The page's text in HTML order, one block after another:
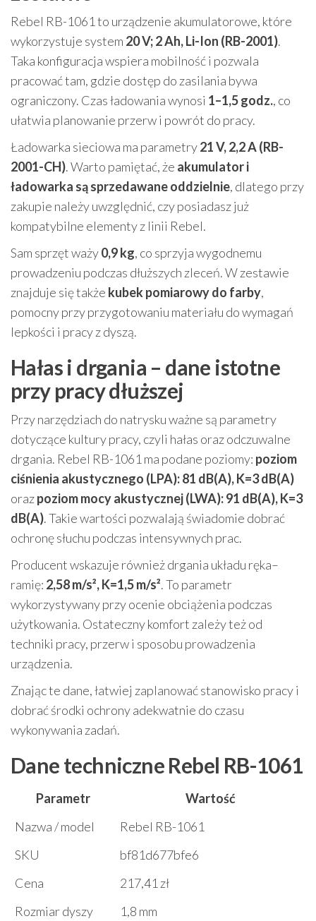
Rebel RB-1061 to urządzenie akumulatorowe, które
wykorzystuje system 20 V; 2 Ah, Li-Ion (RB-2001).
Taka konfiguracja wspiera mobilność i pozwala
pracować tam, gdzie dostęp do zasilania bywa
ograniczony. Czas ładowania wynosi 1–1,5 godz., co
ułatwia planowanie przerw i powrót do pracy.
Ładowarka sieciowa ma parametry21 V, 2,2 A (RB-
2001-CH). Warto pamiętać, że akumulator i
ładowarka są sprzedawane oddzielnie, dlatego przy
zakupie należy uwzględnić, czy posiadasz już
kompatybilne elementy z linii Rebel.
Sam sprzęt waży0,9 kg, co sprzyja wygodnemu
prowadzeniu podczas dłuższych zleceń. W zestawie
znajduje się także kubek pomiarowy do farby,
pomocny przy przygotowaniu materiału do wymagań
lepkości i pracy z dyszą.
Hałas i drgania – dane istotne
przy pracy dłuższej
Przy narzędziach do natrysku ważne są parametry
dotyczące kultury pracy, czyli hałas oraz odczuwalne
drgania. Rebel RB-1061 ma podane poziomy: poziom
ciśnienia akustycznego (LPA): 81 dB(A), K=3 dB(A)
orazpoziom mocy akustycznej (LWA): 91 dB(A), K=3
dB(A). Takie wartości pozwalają świadomie dobrać
ochronę słuchu podczas intensywnych prac.
Producent wskazuje również drgania układu ręka–
ramię: 2,58 m/s², K=1,5 m/s². To parametr
wykorzystywany przy ocenie obciążenia podczas
użytkowania. Ostateczny komfort zależy też od
techniki pracy, przerw i sposobu prowadzenia
urządzenia.
Znając te dane, łatwiej zaplanować stanowisko pracy i
dobrać środki ochrony adekwatnie do czasu
wykonywania zadań.
Dane techniczne Rebel RB-1061
Parametr
Wartość
Nazwa / model
Rebel RB-1061
SKU
bf81d677bfe6
Cena
217,41 zł
Rozmiar dyszy
1,8 mm